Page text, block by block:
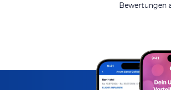
Bewertungen